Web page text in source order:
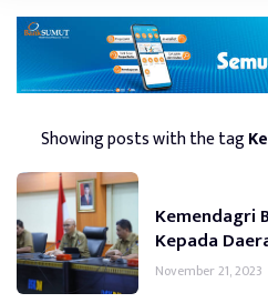
Showing posts with the tag
Kemendagri
Kepada
November 21, 2023